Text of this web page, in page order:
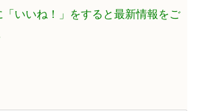
「いいね！」をすると最新情報をご